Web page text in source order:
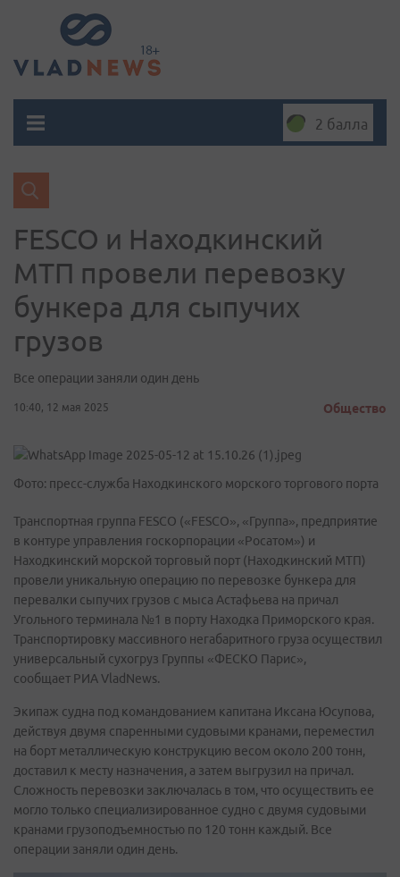
2 балла
FESCO и Находкинский
МТП провели перевозку
бункера для сыпучих
грузов
Все операции заняли один день
10:40, 12 мая 2025 Общество
Фото: пресс-служба Находкинского морского торгового порта
Транспортная группа FESCO («FESCO», «Группа», предприятие
в контуре управления госкорпорации «Росатом») и
Находкинский морской торговый порт (Находкинский МТП)
провели уникальную операцию по перевозке бункера для
перевалки сыпучих грузов с мыса Астафьева на причал
Угольного терминала №1 в порту Находка Приморского края.
Транспортировку массивного негабаритного груза осуществил
универсальный сухогруз Группы «ФЕСКО Парис»,
сообщает РИА VladNews.
Экипаж судна под командованием капитана Иксана Юсупова,
действуя двумя спаренными судовыми кранами, переместил
на борт металлическую конструкцию весом около 200 тонн,
доставил к месту назначения, а затем выгрузил на причал.
Сложность перевозки заключалась в том, что осуществить ее
могло только специализированное судно с двумя судовыми
кранами грузоподъемностью по 120 тонн каждый. Все
операции заняли один день.